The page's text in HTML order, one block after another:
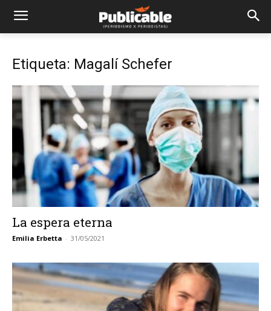
Etiqueta: Magalí Schefer
La espera eterna
Emilia Erbetta - 31/05/2021